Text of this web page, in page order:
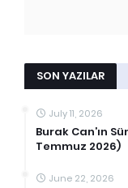
SON YAZILAR
July 11, 2026
Burak Can’ın
Temmuz 2026)
June 22, 2026